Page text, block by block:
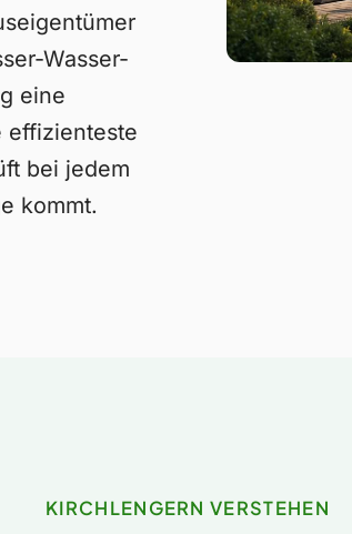
Wasser-
eine
effizienteste
bei jedem
kommt.
KIRCHLENGERN VERSTEHEN